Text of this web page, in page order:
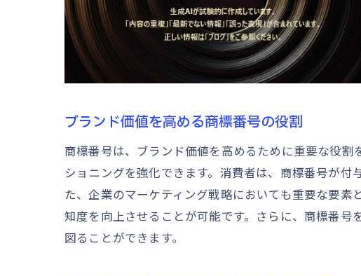
商
商標の
商
商
商
商
市場で
ブランド価値を高める商標番号の役割
商標番号は、ブランド価値を高めるために重要な役
ショニングを強化できます。消費者は、商標番号が
た、企業のマーケティング戦略においても重要な要
知度を向上させることが可能です。さらに、商標番
図ることができます。